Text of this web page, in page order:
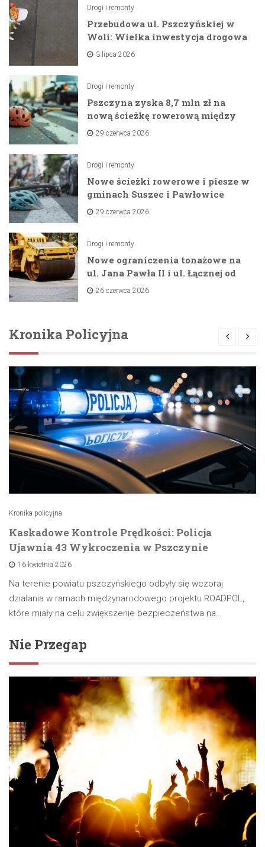
Drogi i remonty
Przebudowa ul. Pszczyńskiej w
Woli: Wielka inwestycja drogowa
na horyzoncie
3 lipca 2026
Drogi i remonty
Pszczyna zyska 8,7 mln zł na
nową ścieżkę rowerową między
zaporami
29 czerwca 2026
Drogi i remonty
Nowe ścieżki rowerowe i piesze w
gminach Suszec i Pawłowice
dzięki unijnemu wsparciu
29 czerwca 2026
Drogi i remonty
Nowe ograniczenia tonażowe na
ul. Jana Pawła II i ul. Łącznej od
lipca 2026 roku
26 czerwca 2026
Kronika Policyjna
Kronika policyjna
Kaskadowe Kontrole Prędkości: Policja
Ujawnia 43 Wykroczenia w Pszczynie
16 kwietnia 2026
Na terenie powiatu pszczyńskiego odbyły się wczoraj
działania w ramach międzynarodowego projektu ROADPOL,
które miały na celu zwiększenie bezpieczeństwa na…
Nie Przegap